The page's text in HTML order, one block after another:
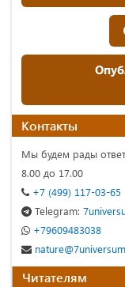
Контакты
Мы будем рады
8.00 до 17.00
+7 (499) 117-03-65
Telegram:
+79609483038
Читателям